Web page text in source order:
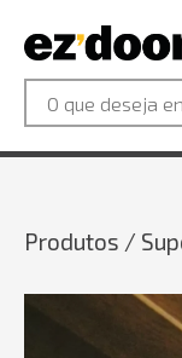
Produtos /